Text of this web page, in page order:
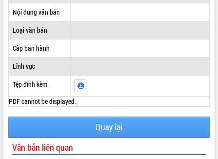
QUY HOẠCH - KẾ HOẠCH
Nội dung văn bản
Loại văn bản
Cấp ban hành
Lĩnh vực
Tệp đính kèm
PDF cannot be displayed.
Quay lại
Văn bản liên quan